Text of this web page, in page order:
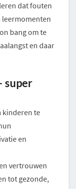
dat fouten
leermomenten
bang om te
en daar
super
kinderen te
en
vertrouwen
tot gezonde,